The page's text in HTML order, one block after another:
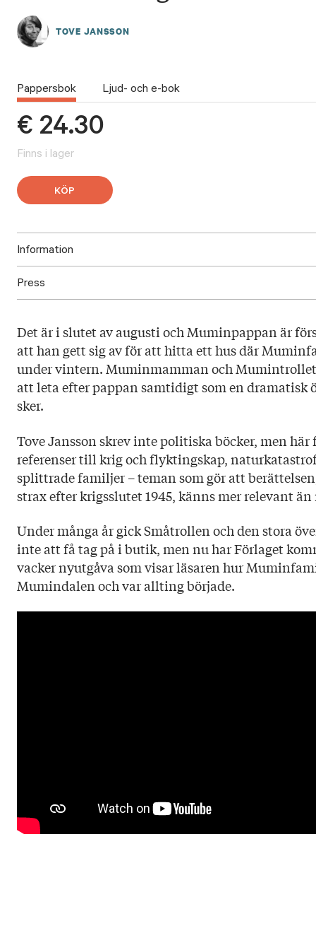
TOVE JANSSON
Pappersbok Ljud- och e-bok
€ 24.30
Finns i lager
KÖP
Information
ISBN: 9789523331112
Titel: Småtrollen och den stora översvämningen
Språk: Svenska
Sidantal: 56
Format: Inbunden
Press
Det är i slutet av augusti och Muminpappan är
att han gett sig av för att hitta ett hus där
under vintern. Muminmamman och
att leta efter pappan samtidigt som en dramatisk
sker.
Tove Jansson skrev inte politiska böcker, men
referenser till krig och flyktingskap,
splittrade familjer – teman som gör att
strax efter krigsslutet 1945, känns mer relevant
Under många år gickSmåtrollenoch den stora
inte att få tag på i butik, men nu har Förlaget
vacker nyutgåva som visar läsaren hur
Mumindalen och var allting började.